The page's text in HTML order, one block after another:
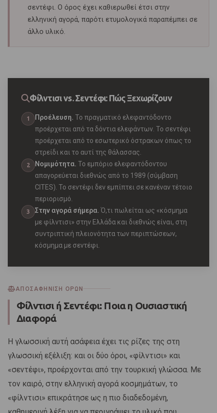
σεντέφι. Ο όρος έχει καθιερωθεί έτσι στην
ελληνική αγορά, παρότι ετυμολογικά παραπέμπει σε
άλλο υλικό.
Φίλντισι vs. Σεντέφι: Πώς Ξεχωρίζουν
1 Προέλευση. Το πραγματικό ελεφαντόδοντο
προέρχεται από τα δόντια ελεφάντων. Το σεντέφι
προέρχεται από το εσωτερικό όστρακων όπως το
στρείδι και το αυτί της θάλασσας.
2 Νομιμότητα. Το εμπόριο ελεφαντόδοντου
απαγορεύεται διεθνώς από το 1989 (σύμβαση
CITES). Το σεντέφι δεν εμπίπτει σε κανέναν τέτοιο
περιορισμό.
3 Στην αγορά σήμερα. Ό,τι πωλείται ως «κόσμημα
με φίλντισι» στην Ελλάδα και διεθνώς είναι, στη
συντριπτική πλειονότητα των περιπτώσεων,
κόσμημα με σεντέφι.
ΑΠΟΣΑΦΉΝΙΣΗ ΌΡΩΝ
Φίλντισι ή Σεντέφι: Ποια η Ουσιαστική
Διαφορά
Η γλωσσική αυτή ασάφεια έχει τις ρίζες της στη
γλωσσική εξέλιξη: και οι δύο όροι, «φίλντισι» και
«σεντέφι», προέρχονται από την τουρκική γλώσσα. Με
τον καιρό, στην ελληνική αγορά κοσμημάτων, το
«φίλντισι» επικράτησε ως η πιο διαδεδομένη,